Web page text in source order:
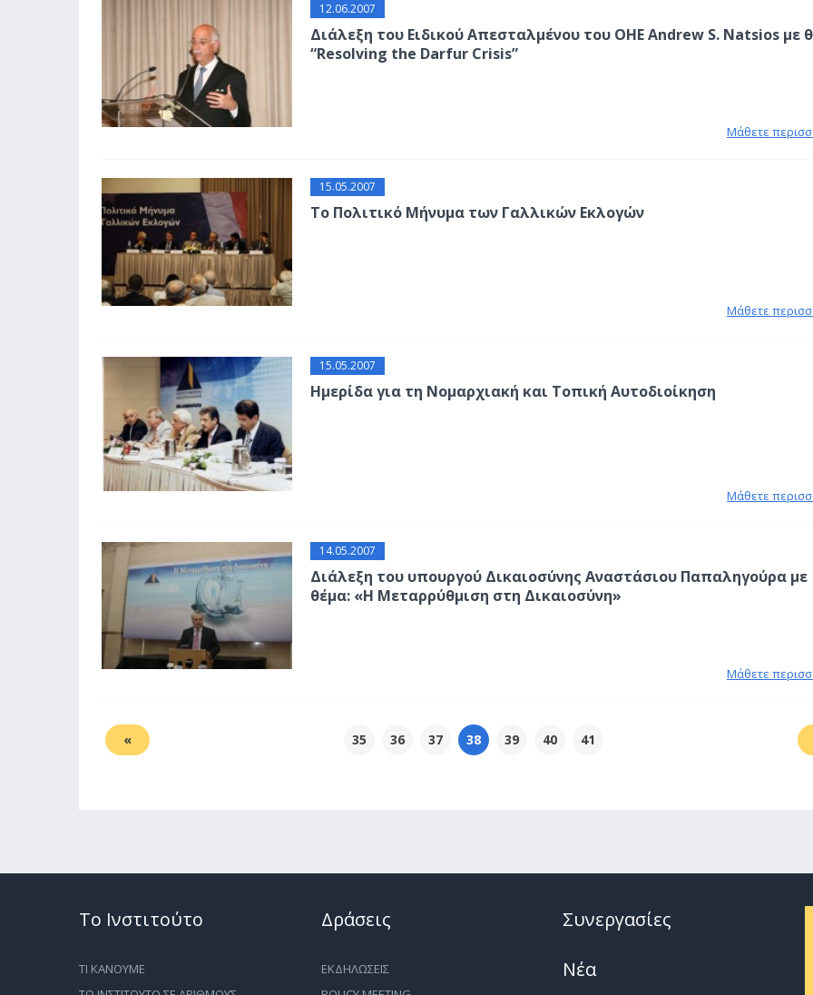
12.06.2007
Διάλεξη του Ειδικού Απεσταλμένου του ΟΗΕ Andrew S. Natsios με
“Resolving the Darfur Crisis”
Μάθετε
15.05.2007
Το Πολιτικό Μήνυμα των Γαλλικών Εκλογών
Μάθετε
15.05.2007
Ημερίδα για τη Νομαρχιακή και Τοπική Αυτοδιοίκηση
Μάθετε
14.05.2007
Διάλεξη του υπουργού Δικαιοσύνης Αναστάσιου Παπαληγούρα με
θέμα: «Η Μεταρρύθμιση στη Δικαιοσύνη»
Μάθετε
« 35 36 37 38 39 40 41
Το Ινστιτούτο
ΤΙ ΚΑΝΟΥΜΕ
Δράσεις
ΕΚΔΗΛΩΣΕΙΣ
Συνεργασίες
Νέα